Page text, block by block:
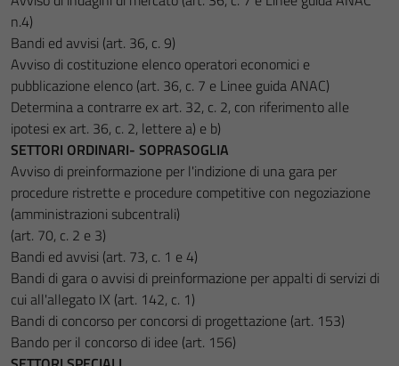
n.4)
Bandi ed avvisi (art. 36, c. 9)
Avviso di costituzione elenco operatori economici e
pubblicazione elenco (art. 36, c. 7 e Linee guida ANAC)
Determina a contrarre ex art. 32, c. 2, con riferimento alle
ipotesi ex art. 36, c. 2, lettere a) e b)
SETTORI ORDINARI- SOPRASOGLIA
Avviso di preinformazione per l'indizione di una gara per
procedure ristrette e procedure competitive con negoziazione
(amministrazioni subcentrali)
(art. 70, c. 2 e 3)
Bandi ed avvisi (art. 73, c. 1 e 4)
Bandi di gara o avvisi di preinformazione per appalti di servizi di
cui all'allegato IX (art. 142, c. 1)
Bandi di concorso per concorsi di progettazione (art. 153)
Bando per il concorso di idee (art. 156)